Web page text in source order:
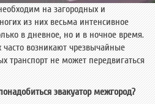
на загородных и
из них весьма интенсивное
в дневное, но и в ночное время.
часто возникают чрезвычайные
транспорт не может передвигаться
эвакуатор межгород?